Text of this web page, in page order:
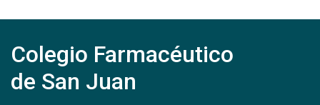
Colegio Farmacéutico
de San Juan